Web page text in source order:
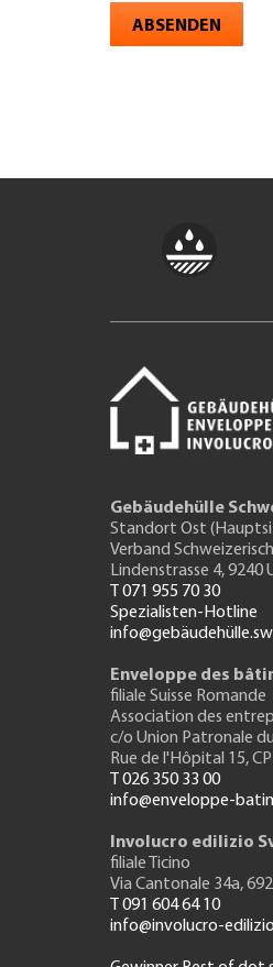
ABSENDEN
Gebäudehülle
Standort Ost
Verband
Lindenstrasse 4, 9240
T 071 955 70 30
Spezialisten-Hotline
Enveloppe des
filiale Suisse Romande
Association des
c/o Union Patronale
Rue de l'Hôpital 15,
T 026 350 33 00
info@enveloppe-
Involucro edilizio
filiale Ticino
Via Cantonale 34a,
T 091 604 64 10
info@involucro-